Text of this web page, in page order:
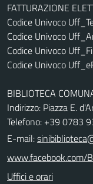
FATTURAZIONE
Codice Univoco
Codice Univoco
Codice Univoco
Codice Univoco
BIBLIOTECA
Indirizzo: Piazza E.
Telefono: +39 0783
E-mail:
Uffici e orari